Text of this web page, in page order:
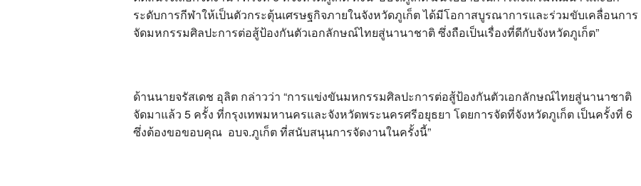
ระดับการกีฬาให้เป็นตัวกระตุ้นเศรษฐกิจภายในจังหวัดภูเก็ต ได้มีโอกาสบูรณาการและร่วมขับเคลื่อนการ
จัดมหกรรมศิลปะการต่อสู้ป้องกันตัวเอกลักษณ์ไทยสู่นานาชาติ ซึ่งถือเป็นเรื่องที่ดีกับจังหวัดภูเก็ต”
ด้านนายจรัสเดช อุลิต กล่าวว่า “การแข่งขันมหกรรมศิลปะการต่อสู้ป้องกันตัวเอกลักษณ์ไทยสู่นานาชาติ
จัดมาแล้ว 5 ครั้ง ที่กรุงเทพมหานครและจังหวัดพระนครศรีอยุธยา โดยการจัดที่จังหวัดภูเก็ต เป็นครั้งที่ 6
ซึ่งต้องขอขอบคุณ อบจ.ภูเก็ต ที่สนับสนุนการจัดงานในครั้งนี้”